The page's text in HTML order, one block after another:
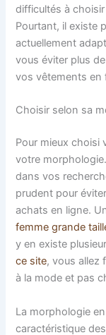
difficultés à
Pourtant, il existe
actuellement
vous éviter plus
vos vêtements
Choisir selon sa
Pour mieux choisi
votre
dans vos
prudent pour
achats en ligne.
femme grande
y en existe
ce site, vous allez
à la mode et pas
La morphologie
caractéristique